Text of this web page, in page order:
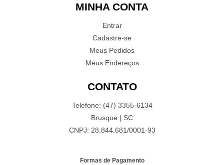
MINHA CONTA
Entrar
Cadastre-se
Meus Pedidos
Meus Endereços
CONTATO
Telefone: (47) 3355-6134
Brusque | SC
CNPJ: 28.844.681/0001-93
Formas de Pagamento